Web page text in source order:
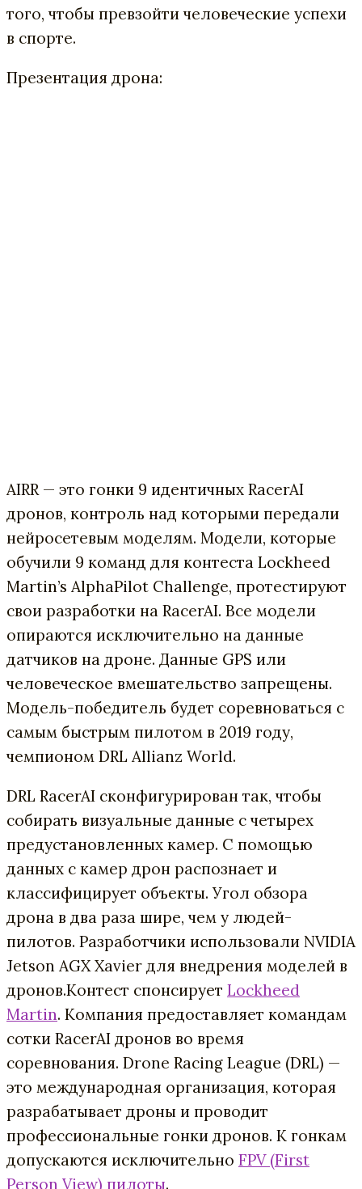
того, чтобы превзойти человеческие успехи
в спорте.
Презентация дрона:
AIRR — это гонки 9 идентичных RacerAI
дронов, контроль над которыми передали
нейросетевым моделям. Модели, которые
обучили 9 команд для контеста Lockheed
Martin’s AlphaPilot Challenge, протестируют
свои разработки на RacerAI. Все модели
опираются исключительно на данные
датчиков на дроне. Данные GPS или
человеческое вмешательство запрещены.
Модель-победитель будет соревноваться с
самым быстрым пилотом в 2019 году,
чемпионом DRL Allianz World.
DRL RacerAI сконфигурирован так, чтобы
собирать визуальные данные с четырех
предустановленных камер. С помощью
данных с камер дрон распознает и
классифицирует объекты. Угол обзора
дрона в два раза шире, чем у людей-
пилотов. Разработчики использовали NVIDIA
Jetson AGX Xavier для внедрения моделей в
дронов.Контест спонсирует Lockheed
Martin. Компания предоставляет командам
сотки RacerAI дронов во время
соревнования. Drone Racing League (DRL) —
это международная организация, которая
разрабатывает дроны и проводит
профессиональные гонки дронов. К гонкам
допускаются исключительно FPV (First
Person View) пилоты.